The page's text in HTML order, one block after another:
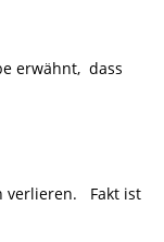
erwähnt, dass
verlieren. Fakt ist